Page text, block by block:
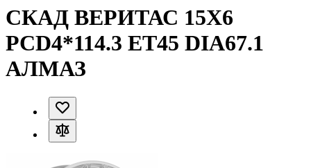
СКАД ВЕРИТАС 15X6
PCD4*114.3 ET45 DIA67.1
АЛМАЗ